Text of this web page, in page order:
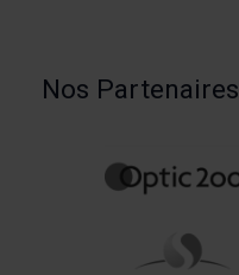
Nos Partenaires